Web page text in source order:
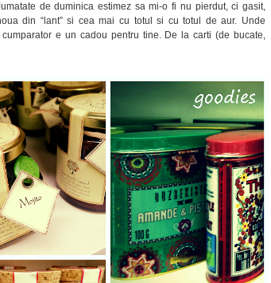
de duminica estimez sa mi-o fi nu pierdut, ci gasit,
din “lant” si cea mai cu totul si cu totul de aur. Unde
e un cadou pentru tine. De la carti (de bucate,